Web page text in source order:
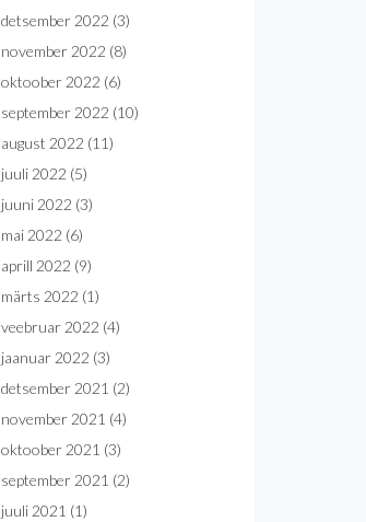
detsember 2022 (3)
november 2022 (8)
oktoober 2022 (6)
september 2022 (10)
august 2022 (11)
juuli 2022 (5)
juuni 2022 (3)
mai 2022 (6)
aprill 2022 (9)
märts 2022 (1)
veebruar 2022 (4)
jaanuar 2022 (3)
detsember 2021 (2)
november 2021 (4)
oktoober 2021 (3)
september 2021 (2)
juuli 2021 (1)